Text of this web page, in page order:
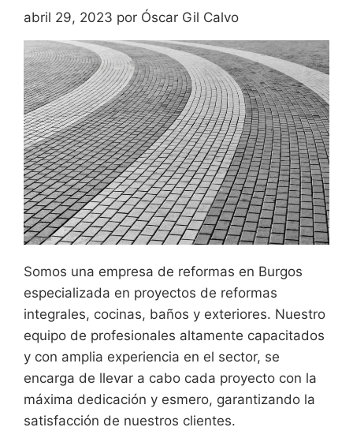
abril 29, 2023 por Óscar Gil Calvo
Somos una empresa de reformas en Burgos
especializada en proyectos de reformas
integrales, cocinas, baños y exteriores. Nuestro
equipo de profesionales altamente capacitados
y con amplia experiencia en el sector, se
encarga de llevar a cabo cada proyecto con la
máxima dedicación y esmero, garantizando la
satisfacción de nuestros clientes.